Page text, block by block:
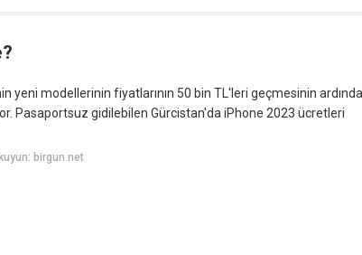
yeni modellerinin fiyatlarının 50 bin TL'leri geçmesinin
Pasaportsuz gidilebilen Gürcistan'da iPhone 2023 ücretleri
birgun.net